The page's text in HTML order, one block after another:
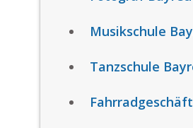
Musikschule
Tanzschule